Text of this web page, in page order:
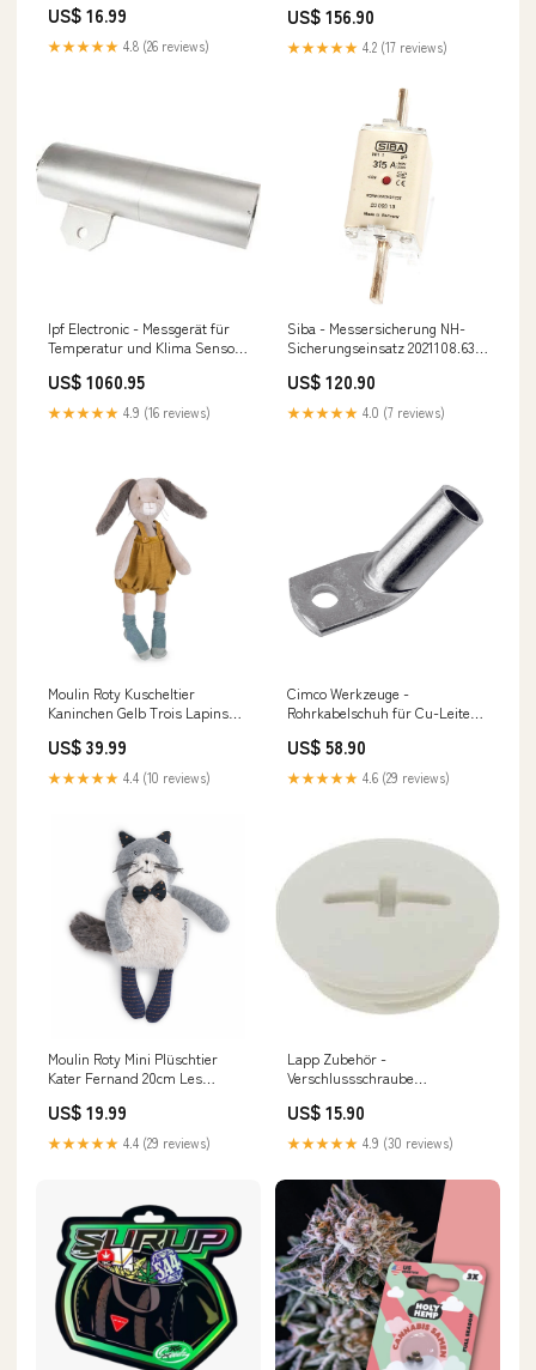
US$ 16.99
★★★★★ 4.8 (26 reviews)
daikin emura wandgerät
US$ 156.90
★★★★★ 4.2 (17 reviews)
Ipf Electronic - Messgerät für
Temperatur und Klima Sensor
60mm 300°C 2° 10-55V Kühlen
und Heizen 3 Räume
US$ 1060.95
★★★★★ 4.9 (16 reviews)
Siba - Messersicherung NH-
Sicherungseinsatz 2021108.63
Mini Orange
US$ 120.90
★★★★★ 4.0 (7 reviews)
Moulin Roty Kuscheltier
Kaninchen Gelb Trois Lapins
US$ 39.99
★★★★★ 4.4 (10 reviews)
Cimco Werkzeuge -
Rohrkabelschuh für Cu-Leiter
183063 6qmm M10 − 100 Stück
Multisplit 3 Inneneinheiten
Kassette kaufen
US$ 58.90
★★★★★ 4.6 (29 reviews)
Moulin Roty Mini Plüschtier
Kater Fernand 20cm Les
US$ 19.99
★★★★★ 4.4 (29 reviews)
Lapp Zubehör -
Verschlussschraube
GL-M12x1,5LG7035 12X1,5-RAL-
7035-LGY − 100 Stück 6 x
wandgerät
US$ 15.90
★★★★★ 4.9 (30 reviews)